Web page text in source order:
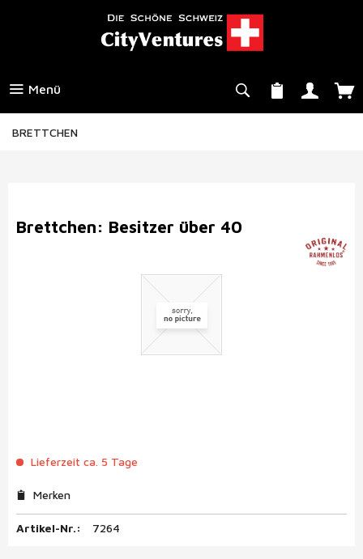
Menü
BRETTCHEN
Brettchen: Besitzer über 40
Lieferzeit ca. 5 Tage
Merken
Artikel-Nr.: 7264